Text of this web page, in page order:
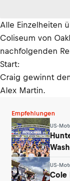
Alle Einzelheiten
Coliseum von
nachfolgenden
Start:
Craig gewinnt
Alex Martin.
Empfehlungen
US-
US-
Cole